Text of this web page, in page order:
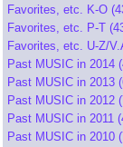
Favorites, etc. K-O
Favorites, etc. P-T
Favorites, etc. U-Z/
Past MUSIC in 2014
Past MUSIC in 2013
Past MUSIC in 2012
Past MUSIC in 2011
Past MUSIC in 2010